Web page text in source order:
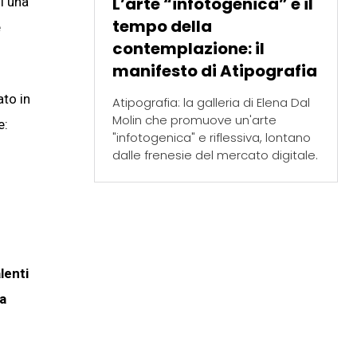
in
tempo della
contemplazione: il
manifesto di Atipografia
Atipografia: la galleria di Elena Dal
Molin che promuove un'arte
"infotogenica" e riflessiva, lontano
dalle frenesie del mercato digitale.